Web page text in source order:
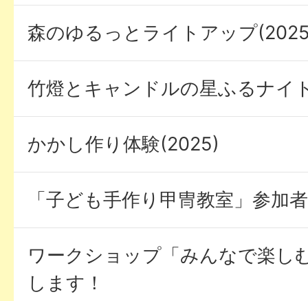
森のゆるっとライトアップ
竹燈とキャンドルの星ふるナイ
かかし作り体験(2025)
「子ども手作り甲冑教室」参加
ワークショップ「みんなで楽し
します！